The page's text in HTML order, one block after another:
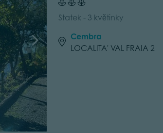
Statek - 3 květinky
Cembra
LOCALITA' VAL FRAIA 2